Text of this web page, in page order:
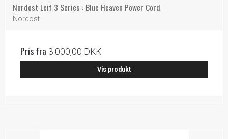
Nordost Leif 3 Series : Blue Heaven Power Cord
Nordost
Pris fra 3.000,00 DKK
Vis produkt